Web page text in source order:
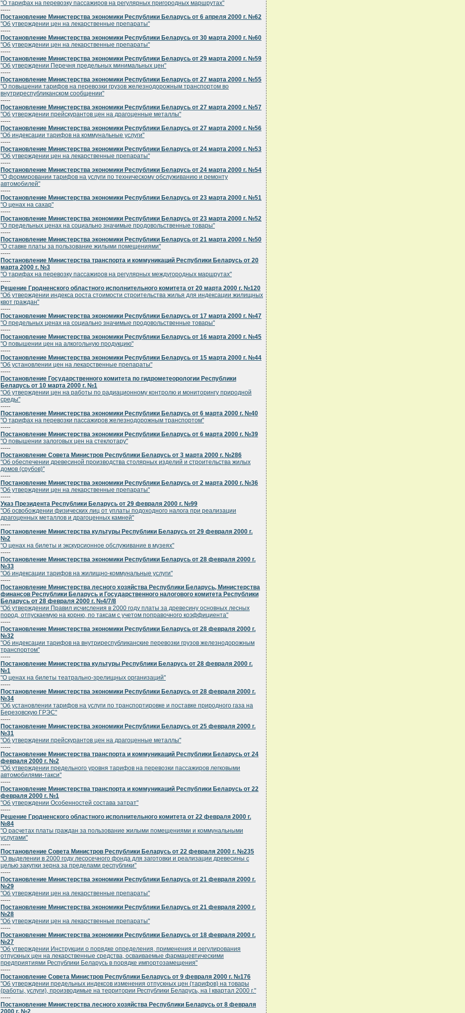
"О тарифах на перевозку пассажиров на регулярных пригородных маршрутах"
-----
Постановление Министерства экономики Республики Беларусь от 6 апреля 2000 г. №62
"Об утверждении цен на лекарственные препараты"
-----
Постановление Министерства экономики Республики Беларусь от 30 марта 2000 г. №60
"Об утверждении цен на лекарственные препараты"
-----
Постановление Министерства экономики Республики Беларусь от 29 марта 2000 г. №59
"Об утверждении Перечня предельных минимальных цен"
-----
Постановление Министерства экономики Республики Беларусь от 27 марта 2000 г. №55
"О повышении тарифов на перевозки грузов железнодорожным транспортом во
внутриреспубликанском сообщении"
-----
Постановление Министерства экономики Республики Беларусь от 27 марта 2000 г. №57
"Об утверждении прейскурантов цен на драгоценные металлы"
-----
Постановление Министерства экономики Республики Беларусь от 27 марта 2000 г. №56
"Об индексации тарифов на коммунальные услуги"
-----
Постановление Министерства экономики Республики Беларусь от 24 марта 2000 г. №53
"Об утверждении цен на лекарственные препараты"
-----
Постановление Министерства экономики Республики Беларусь от 24 марта 2000 г. №54
"О формировании тарифов на услуги по техническому обслуживанию и ремонту
автомобилей"
-----
Постановление Министерства экономики Республики Беларусь от 23 марта 2000 г. №51
"О ценах на сахар"
-----
Постановление Министерства экономики Республики Беларусь от 23 марта 2000 г. №52
"О предельных ценах на социально значимые продовольственные товары"
-----
Постановление Министерства экономики Республики Беларусь от 21 марта 2000 г. №50
"О ставке платы за пользование жилыми помещениями"
-----
Постановление Министерства транспорта и коммуникаций Республики Беларусь от 20
марта 2000 г. №3
"О тарифах на перевозку пассажиров на регулярных междугородных маршрутах"
-----
Решение Гродненского областного исполнительного комитета от 20 марта 2000 г. №120
"Об утверждении индекса роста стоимости строительства жилья для индексации жилищных
квот граждан"
-----
Постановление Министерства экономики Республики Беларусь от 17 марта 2000 г. №47
"О предельных ценах на социально значимые продовольственные товары"
-----
Постановление Министерства экономики Республики Беларусь от 16 марта 2000 г. №45
"О повышении цен на алкогольную продукцию"
-----
Постановление Министерства экономики Республики Беларусь от 15 марта 2000 г. №44
"Об установлении цен на лекарственные препараты"
-----
Постановление Государственного комитета по гидрометеорологии Республики
Беларусь от 10 марта 2000 г. №1
"Об утверждении цен на работы по радиационному контролю и мониторингу природной
среды"
-----
Постановление Министерства экономики Республики Беларусь от 6 марта 2000 г. №40
"О тарифах на перевозки пассажиров железнодорожным транспортом"
-----
Постановление Министерства экономики Республики Беларусь от 6 марта 2000 г. №39
"О повышении залоговых цен на стеклотару"
-----
Постановление Совета Министров Республики Беларусь от 3 марта 2000 г. №286
"Об обеспечении древесиной производства столярных изделий и строительства жилых
домов (срубов)"
-----
Постановление Министерства экономики Республики Беларусь от 2 марта 2000 г. №36
"Об утверждении цен на лекарственные препараты"
-----
Указ Президента Республики Беларусь от 29 февраля 2000 г. №99
"Об освобождении физических лиц от уплаты подоходного налога при реализации
драгоценных металлов и драгоценных камней"
-----
Постановление Министерства культуры Республики Беларусь от 29 февраля 2000 г.
№2
"О ценах на билеты и экскурсионное обслуживание в музеях"
-----
Постановление Министерства экономики Республики Беларусь от 28 февраля 2000 г.
№33
"Об индексации тарифов на жилищно-коммунальные услуги"
-----
Постановление Министерства лесного хозяйства Республики Беларусь, Министерства
финансов Республики Беларусь и Государственного налогового комитета Республики
Беларусь от 28 февраля 2000 г. №4/7/8
"Об утверждении Правил исчисления в 2000 году платы за древесину основных лесных
пород, отпускаемую на корню, по таксам с учетом поправочного коэффициента"
-----
Постановление Министерства экономики Республики Беларусь от 28 февраля 2000 г.
№32
"Об индексации тарифов на внутриреспубликанские перевозки грузов железнодорожным
транспортом"
-----
Постановление Министерства культуры Республики Беларусь от 28 февраля 2000 г.
№1
"О ценах на билеты театрально-зрелищных организаций"
-----
Постановление Министерства экономики Республики Беларусь от 28 февраля 2000 г.
№34
"Об установлении тарифов на услуги по транспортировке и поставке природного газа на
Березовскую ГРЭС"
-----
Постановление Министерства экономики Республики Беларусь от 25 февраля 2000 г.
№31
"Об утверждении прейскурантов цен на драгоценные металлы"
-----
Постановление Министерства транспорта и коммуникаций Республики Беларусь от 24
февраля 2000 г. №2
"Об утверждении предельного уровня тарифов на перевозки пассажиров легковыми
автомобилями-такси"
-----
Постановление Министерства транспорта и коммуникаций Республики Беларусь от 22
февраля 2000 г. №1
"Об утверждении Особенностей состава затрат"
-----
Решение Гродненского областного исполнительного комитета от 22 февраля 2000 г.
№84
"О расчетах платы граждан за пользование жилыми помещениями и коммунальными
услугами"
-----
Постановление Совета Министров Республики Беларусь от 22 февраля 2000 г. №235
"О выделении в 2000 году лесосечного фонда для заготовки и реализации древесины с
целью закупки зерна за пределами республики"
-----
Постановление Министерства экономики Республики Беларусь от 21 февраля 2000 г.
№29
"Об утверждении цен на лекарственные препараты"
-----
Постановление Министерства экономики Республики Беларусь от 21 февраля 2000 г.
№28
"Об утверждении цен на лекарственные препараты"
-----
Постановление Министерства экономики Республики Беларусь от 18 февраля 2000 г.
№27
"Об утверждении Инструкции о порядке определения, применения и регулирования
отпускных цен на лекарственные средства, осваиваемые фармацевтическими
предприятиями Республики Беларусь в порядке импортозамещения"
-----
Постановление Совета Министров Республики Беларусь от 9 февраля 2000 г. №176
"Об утверждении предельных индексов изменения отпускных цен (тарифов) на товары
(работы, услуги), производимые на территории Республики Беларусь, на I квартал 2000 г."
-----
Постановление Министерства лесного хозяйства Республики Беларусь от 8 февраля
2000 г. №2